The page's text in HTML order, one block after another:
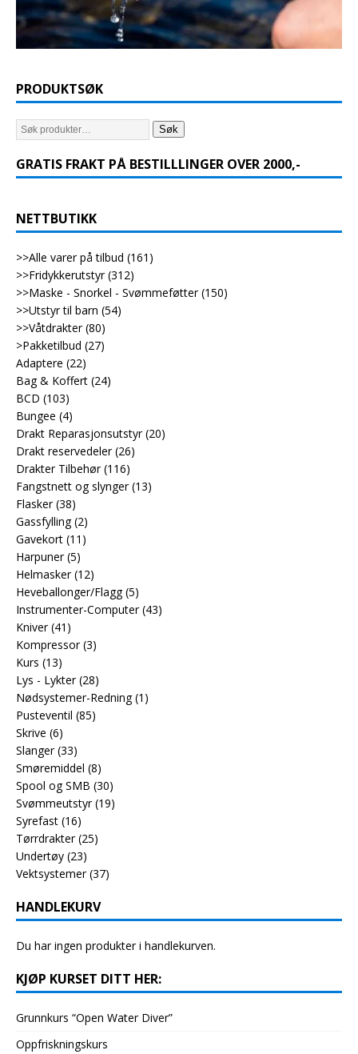
PRODUKTSØK
Søk
GRATIS FRAKT PÅ BESTILLLINGER OVER 2000,-
NETTBUTIKK
>>Alle varer på tilbud (161)
>>Fridykkerutstyr (312)
>>Maske - Snorkel - Svømmeføtter (150)
>>Utstyr til barn (54)
>>Våtdrakter (80)
>Pakketilbud (27)
Adaptere (22)
Bag & Koffert (24)
BCD (103)
Bungee (4)
Drakt Reparasjonsutstyr (20)
Drakt reservedeler (26)
Drakter Tilbehør (116)
Fangstnett og slynger (13)
Flasker (38)
Gassfylling (2)
Gavekort (11)
Harpuner (5)
Helmasker (12)
Heveballonger/Flagg (5)
Instrumenter-Computer (43)
Kniver (41)
Kompressor (3)
Kurs (13)
Lys - Lykter (28)
Nødsystemer-Redning (1)
Pusteventil (85)
Skrive (6)
Slanger (33)
Smøremiddel (8)
Spool og SMB (30)
Svømmeutstyr (19)
Syrefast (16)
Tørrdrakter (25)
Undertøy (23)
Vektsystemer (37)
HANDLEKURV
Du har ingen produkter i handlekurven.
KJØP KURSET DITT HER:
Grunnkurs “Open Water Diver”
Oppfriskningskurs